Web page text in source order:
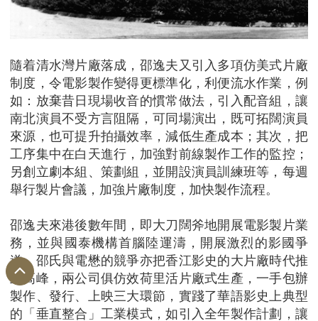
隨着清水灣片廠落成，邵逸夫又引入多項仿美式片廠
制度，令電影製作變得更標準化，利便流水作業，例
如：放棄昔日現場收音的慣常做法，引入配音組，讓
南北演員不受方言阻隔，可同場演出，既可拓闊演員
來源，也可提升拍攝效率，減低生產成本；其次，把
工序集中在白天進行，加強對前線製作工作的監控；
另創立劇本組、策劃組，並開設演員訓練班等，每週
舉行製片會議，加強片廠制度，加快製作流程。
邵逸夫來港後數年間，即大刀闊斧地開展電影製片業
務，並與國泰機構首腦陸運濤，開展激烈的影國爭
遂。邵氏與電懋的競爭亦把香江影史的大片廠時代推
上高峰，兩公司俱仿效荷里活片廠式生產，一手包辦
製作、發行、上映三大環節，實踐了華語影史上典型
的「垂直整合」工業模式，如引入全年製作計劃，讓